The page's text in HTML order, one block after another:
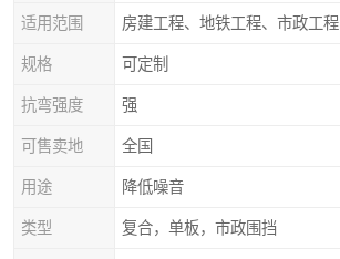
适用范围 房建工程、地铁工程、市政工程
规格 可定制
抗弯强度 强
可售卖地 全国
用途 降低噪音
类型 复合，单板，市政围挡